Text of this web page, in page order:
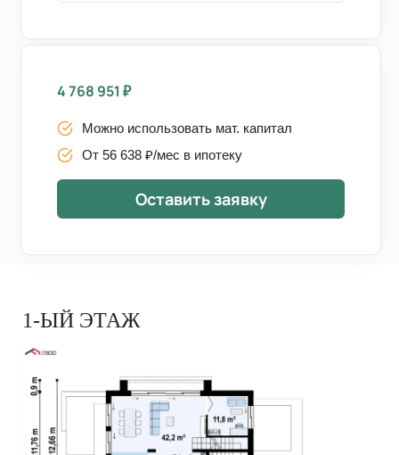
4 768 951₽
Можно использовать мат. капитал
От 56 638 ₽/мес в ипотеку
Оставить заявку
1-ЫЙ ЭТАЖ